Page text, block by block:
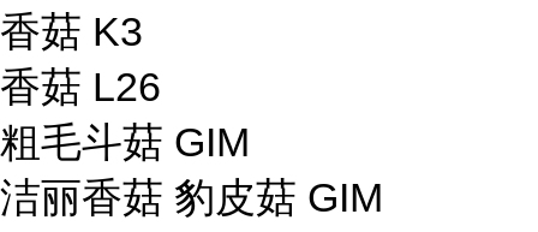
香菇 K3
香菇 L26
粗毛斗菇 GIM
洁丽香菇 豹皮菇 GIM